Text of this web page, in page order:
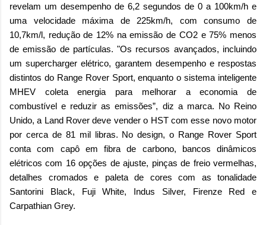
revelam um desempenho de 6,2 segundos de 0 a 100km/h e
uma velocidade máxima de 225km/h, com consumo de
10,7km/l, redução de 12% na emissão de CO2 e 75% menos
de emissão de partículas. "Os recursos avançados, incluindo
um supercharger elétrico, garantem desempenho e respostas
distintos do Range Rover Sport, enquanto o sistema inteligente
MHEV coleta energia para melhorar a economia de
combustível e reduzir as emissões”, diz a marca. No Reino
Unido, a Land Rover deve vender o HST com esse novo motor
por cerca de 81 mil libras. No design, o Range Rover Sport
conta com capô em fibra de carbono, bancos dinâmicos
elétricos com 16 opções de ajuste, pinças de freio vermelhas,
detalhes cromados e paleta de cores com as tonalidade
Santorini Black, Fuji White, Indus Silver, Firenze Red e
Carpathian Grey.